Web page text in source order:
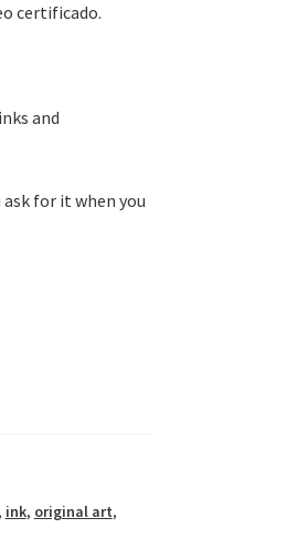
certificado.
and
for it when you
ink, original art,